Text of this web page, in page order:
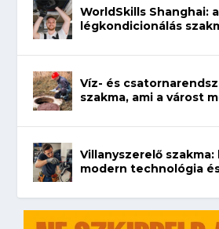
WorldSkills Shanghai:
légkondicionálás
Víz- és
szakma, ami a várost
Villanyszerelő
modern technológia